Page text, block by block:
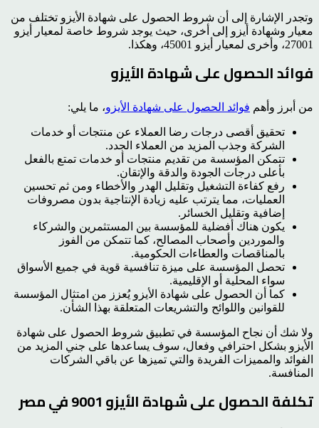
وتجدر الإشارة إلى أن شروط الحصول على شهادة الأيزو تختلف من
معيار وشهادة أيزو إلى أخرى، حيث يوجد شروط خاصة لمعيار أيزو
27001، وأخرى لمعيار أيزو 45001، وهكذا.
فوائد الحصول على شهادة الأيزو
من أبرز وأهم فوائد الحصول على شهادة الأيزو، ما يلي:
تحقيق أقصى درجات رضا العملاء عن منتجات أو خدمات
الشركة وجذب المزيد من العملاء الجدد.
تتمكن المؤسسة من تقديم منتجات أو خدمات تمتع بالفعل
بأعلى درجات الجودة والدقة والإتقان.
رفع كفاءة التشغيل وتقليل الهدر والأخطاء ومن ثم تحسين
العمليات، مما يترتب عليه زيادة الإنتاجية بدون مصروفات
إضافية وتقليل الخسائر.
يكون هناك أفضلية للمؤسسة بين المستثمرين والشركاء
والموردين وأصحاب المصالح، كما تتمكن من الفوز
بالمناقصات والعطاءات الحكومية.
تحصل المؤسسة على ميزة تنافسية قوية في جميع الأسواق
سواء المحلية أو الإقليمية.
كما أن الحصول على شهادة الأيزو يُعزز من امتثال المؤسسة
للقوانين واللوائح والتشريعات المتعلقة بهذا الشأن.
ولا شك أن نجاح المؤسسة في تطبيق شروط الحصول على شهادة
الأيزو بشكل احترافي وفعال، سوف يساعدها على جني المزيد من
الفوائد والمميزات الفريدة والتي تميزها عن باقي الشركات
المنافسة.
تكلفة الحصول على شهادة الأيزو 9001 في مصر